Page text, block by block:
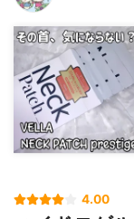
4.00